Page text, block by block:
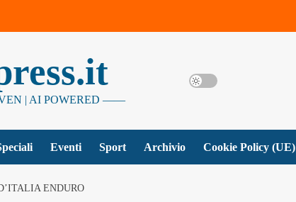
| AI POWERED ——
Eventi Sport Archivio Cookie Policy (UE)
ENDURO